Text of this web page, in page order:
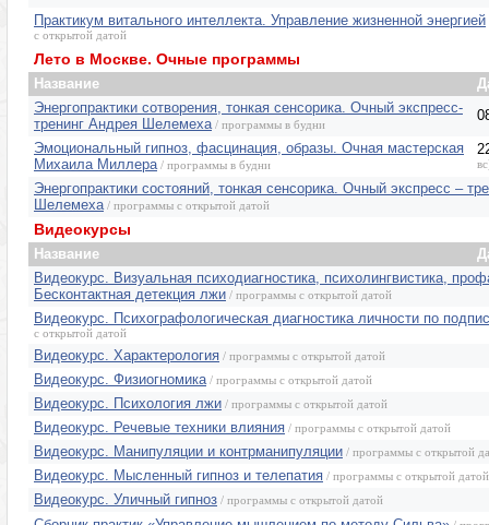
Практикум витального интеллекта. Управление жизненной энергией
с открытой датой
Лето в Москве. Очные программы
Название
Энергопрактики сотворения, тонкая сенсорика. Очный экспресс-
тренинг Андрея Шелемеха / программы в будни
Эмоциональный гипноз, фасцинация, образы. Очная мастерская
Михаила Миллера / программы в будни
Энергопрактики состояний, тонкая сенсорика. Очный экспресс –
Шелемеха / программы с открытой датой
Видеокурсы
Название
Видеокурс. Визуальная психодиагностика, психолингвистика,
Бесконтактная детекция лжи / программы с открытой датой
Видеокурс. Психографологическая диагностика личности по
с открытой датой
Видеокурс. Характерология / программы с открытой датой
Видеокурс. Физиогномика / программы с открытой датой
Видеокурс. Психология лжи / программы с открытой датой
Видеокурс. Речевые техники влияния / программы с открытой датой
Видеокурс. Манипуляции и контрманипуляции / программы с открытой
Видеокурс. Мысленный гипноз и телепатия / программы с открытой датой
Видеокурс. Уличный гипноз / программы с открытой датой